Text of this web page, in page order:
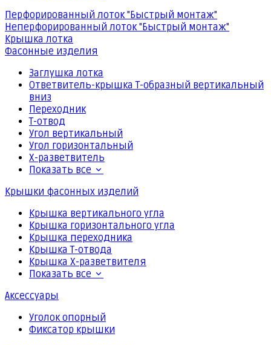
Перфорированный лоток "Быстрый монтаж"
Неперфорированный лоток "Быстрый монтаж"
Крышка лотка
Фасонные изделия
Заглушка лотка
Ответвитель-крышка Т-образный вертикальный
вниз
Переходник
Т-отвод
Угол вертикальный
Угол горизонтальный
Х-разветвитель
Показать все
Крышки фасонных изделий
Крышка вертикального угла
Крышка горизонтального угла
Крышка переходника
Крышка Т-отвода
Крышка Х-разветвителя
Показать все
Аксессуары
Уголок опорный
Фиксатор крышки